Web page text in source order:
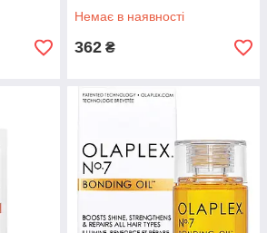
Немає в наявності
362 ₴